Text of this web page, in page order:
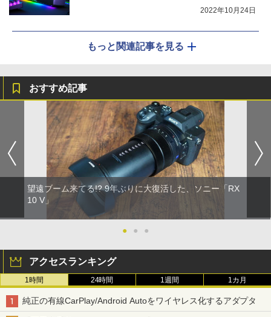
2022年10月24日
もっと関連記事を見る
おすすめ記事
望遠ブーム来てる!? 9年ぶりに大復活した、ソニー「RX
10 V」
● ● ●
アクセスランキング
1時間 24時間 1週間 1カ月
純正の有線CarPlay/Android Autoをワイヤレス化するアダプタ